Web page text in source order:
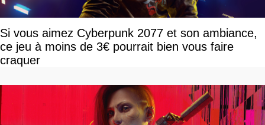
Si vous aimez Cyberpunk 2077 et son ambiance,
ce jeu à moins de 3€ pourrait bien vous faire
craquer